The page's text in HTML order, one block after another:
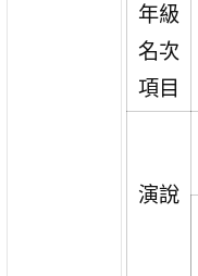
年級
名次
項目
演說